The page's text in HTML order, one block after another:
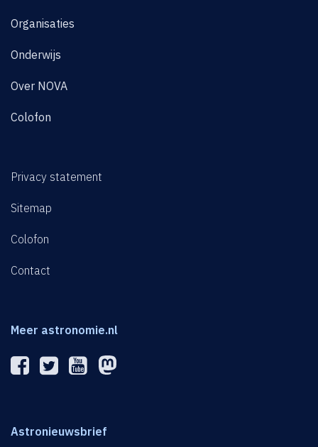
Organisaties
Onderwijs
Over NOVA
Colofon
Privacy statement
Sitemap
Colofon
Contact
Meer astronomie.nl
Astronieuwsbrief